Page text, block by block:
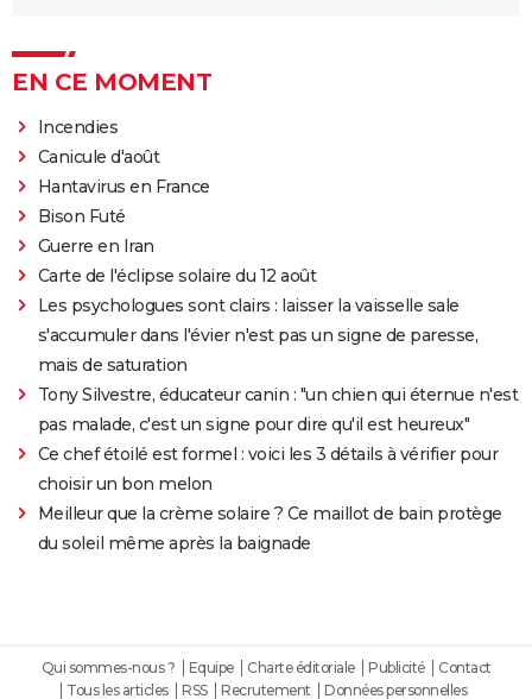
EN CE MOMENT
Incendies
Canicule d'août
Hantavirus en France
Bison Futé
Guerre en Iran
Carte de l'éclipse solaire du 12 août
Les psychologues sont clairs : laisser la vaisselle sale
s'accumuler dans l'évier n'est pas un signe de paresse,
mais de saturation
Tony Silvestre, éducateur canin : "un chien qui éternue n'est
pas malade, c'est un signe pour dire qu'il est heureux"
Ce chef étoilé est formel : voici les 3 détails à vérifier pour
choisir un bon melon
Meilleur que la crème solaire ? Ce maillot de bain protège
du soleil même après la baignade
Qui sommes-nous ? Equipe Charte éditoriale Publicité
Contact
Tous les articles
RSS Recrutement Données personnelles